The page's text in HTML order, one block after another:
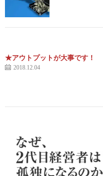
★アウトプットが大事です！
2018.12.04